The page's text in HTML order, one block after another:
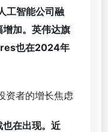
工智能公司融
加。英伟达旗
也在2024年
在出现。近